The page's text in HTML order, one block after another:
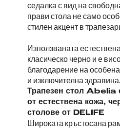
седалка с вид на
прави стола не само
стилен акцент в
Използваната
класическо черно и е
благодарение на
и изключителна здравина.
Трапезен стол Abelia
от естествена кожа,
столове от DELIFE
Широката кръстосана